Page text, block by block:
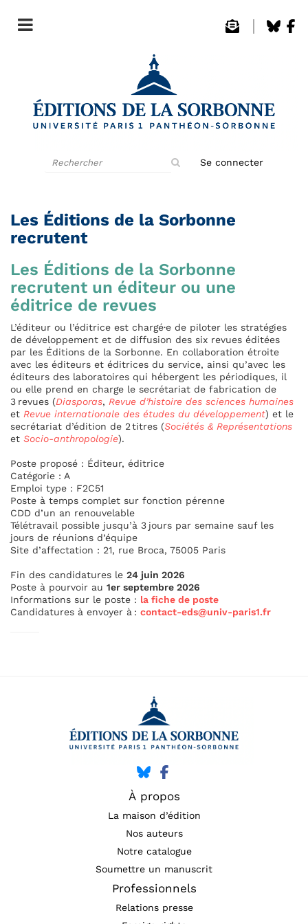
Se connecter
Les Éditions de la Sorbonne
recrutent
Les Éditions de la Sorbonne
recrutent un éditeur ou une
éditrice de revues
L’éditeur ou l’éditrice est chargé·e de piloter les stratégies
de développement et de diffusion des six revues éditées
par les Éditions de la Sorbonne. En collaboration étroite
avec les éditeurs et éditrices du service, ainsi qu’avec les
éditeurs des laboratoires qui hébergent les périodiques, il
ou elle prend en charge le secrétariat de fabrication de
3 revues (Diasporas, Revue d’histoire des sciences humaines
et Revue internationale des études du développement) et le
secrétariat d’édition de 2 titres (Sociétés & Représentations
et Socio-anthropologie).
Poste proposé : Éditeur, éditrice
Catégorie : A
Emploi type : F2C51
Poste à temps complet sur fonction pérenne
CDD d’un an renouvelable
Télétravail possible jusqu’à 3 jours par semaine sauf les
jours de réunions d’équipe
Site d’affectation : 21, rue Broca, 75005 Paris
Fin des candidatures le 24 juin 2026
Poste à pourvoir au 1er septembre 2026
Informations sur le poste : la fiche de poste
Candidatures à envoyer à : contact-eds@univ-paris1.fr
À propos
La maison d’édition
Nos auteurs
Notre catalogue
Soumettre un manuscrit
Professionnels
Relations presse